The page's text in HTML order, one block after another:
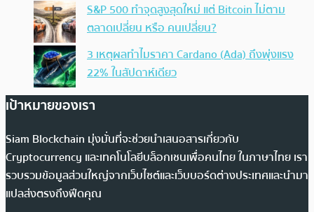
S&P 500 ทำจุดสูงสุดใหม่ แต่ Bitcoin ไม่ตาม
ตลาดเปลี่ยน หรือ คนเปลี่ยน?
3 เหตุผลทำไมราคา Cardano (Ada) ถึงพุ่งแรง
22% ในสัปดาห์เดียว
เป้าหมายของเรา
Siam Blockchain มุ่งมั่นที่จะช่วยนำเสนอสารเกี่ยวกับ
Cryptocurrency และเทคโนโลยีบล็อกเชนเพื่อคนไทย ในภาษาไทย เรา
รวบรวมข้อมูลส่วนใหญ่จากเว็บไซต์และเว็บบอร์ดต่างประเทศและนำมา
แปลส่งตรงถึงฟีดคุณ